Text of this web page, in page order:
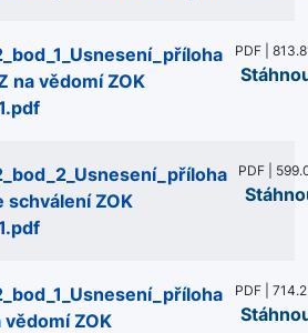
na vědomí ZOK
PDF |
schválení ZOK
PDF |
vědomí ZOK
PDF |